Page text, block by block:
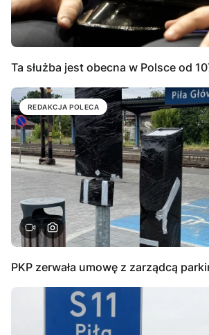
Ta służba jest obecna w Polsce od
REDAKCJA POLECA
PKP zerwała umowę z zarządcą